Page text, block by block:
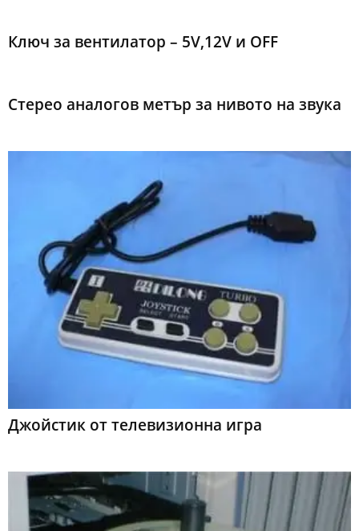
Ключ за вентилатор – 5V,12V и OFF
Стерео аналогов метър за нивото на звука
Джойстик от телевизионна игра